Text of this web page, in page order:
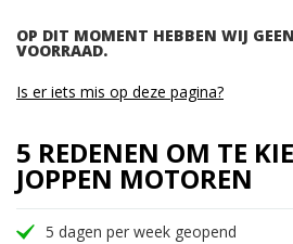
OP DIT MOMENT HEBBEN WIJ
VOORRAAD.
Is er iets mis op deze pagina?
5 REDENEN OM TE
JOPPEN MOTOREN
5 dagen per week geopend